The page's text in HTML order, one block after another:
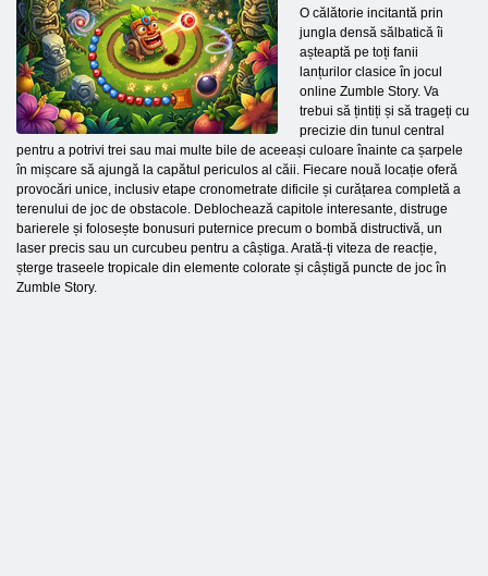
O călătorie incitantă prin
jungla densă sălbatică îi
așteaptă pe toți fanii
lanțurilor clasice în jocul
online Zumble Story. Va
trebui să țintiți și să trageți cu
precizie din tunul central
pentru a potrivi trei sau mai multe bile de aceeași culoare înainte ca șarpele
în mișcare să ajungă la capătul periculos al căii. Fiecare nouă locație oferă
provocări unice, inclusiv etape cronometrate dificile și curățarea completă a
terenului de joc de obstacole. Deblochează capitole interesante, distruge
barierele și folosește bonusuri puternice precum o bombă distructivă, un
laser precis sau un curcubeu pentru a câștiga. Arată-ți viteza de reacție,
șterge traseele tropicale din elemente colorate și câștigă puncte de joc în
Zumble Story.